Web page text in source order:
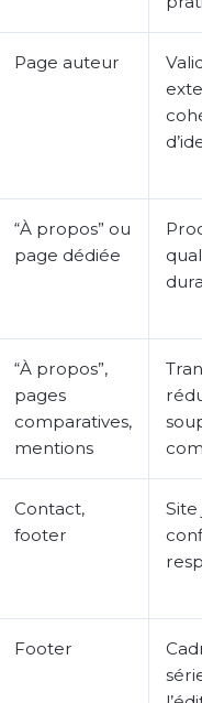
Page auteur
“À propos” ou
page dédiée
“À propos”,
pages
comparatives,
mentions
Contact,
footer
Site
Footer